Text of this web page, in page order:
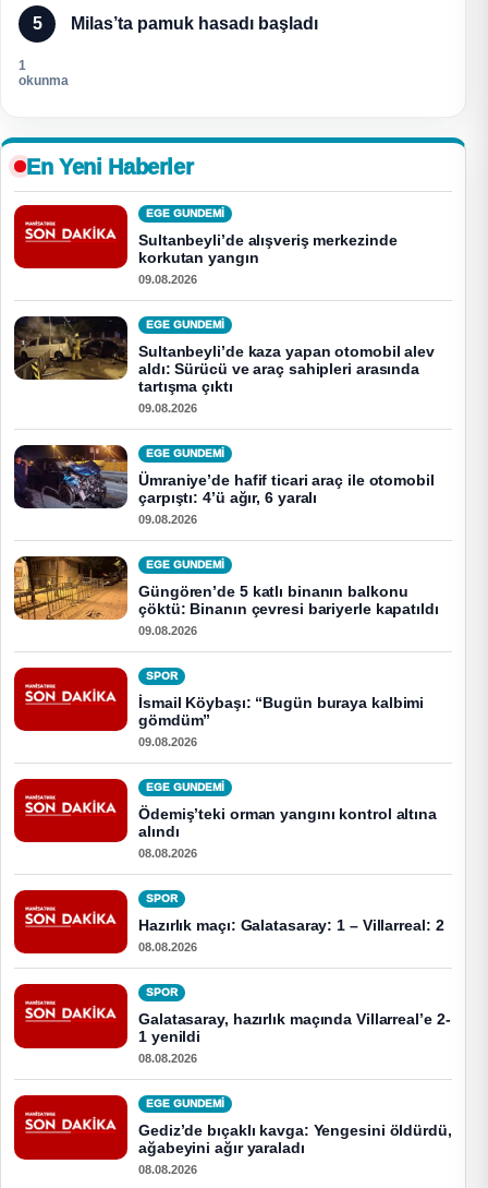
5 Milas’ta pamuk hasadı başladı
1
okunma
En Yeni Haberler
EGE GUNDEMİ
Sultanbeyli’de alışveriş merkezinde
korkutan yangın
09.08.2026
EGE GUNDEMİ
Sultanbeyli’de kaza yapan otomobil alev
aldı: Sürücü ve araç sahipleri arasında
tartışma çıktı
09.08.2026
EGE GUNDEMİ
Ümraniye’de hafif ticari araç ile otomobil
çarpıştı: 4’ü ağır, 6 yaralı
09.08.2026
EGE GUNDEMİ
Güngören’de 5 katlı binanın balkonu
çöktü: Binanın çevresi bariyerle kapatıldı
09.08.2026
SPOR
İsmail Köybaşı: “Bugün buraya kalbimi
gömdüm”
09.08.2026
EGE GUNDEMİ
Ödemiş’teki orman yangını kontrol altına
alındı
08.08.2026
SPOR
Hazırlık maçı: Galatasaray: 1 – Villarreal: 2
08.08.2026
SPOR
Galatasaray, hazırlık maçında Villarreal’e 2-
1 yenildi
08.08.2026
EGE GUNDEMİ
Gediz’de bıçaklı kavga: Yengesini öldürdü,
ağabeyini ağır yaraladı
08.08.2026